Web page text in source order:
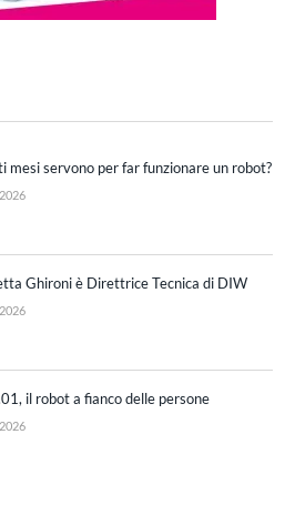
mesi servono per far funzionare un robot?
Ghironi è Direttrice Tecnica di DIW
il robot a fianco delle persone